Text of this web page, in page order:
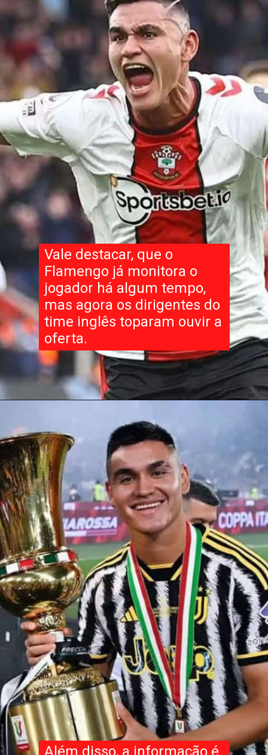
Vale destacar, que o
Flamengo já monitora o
jogador há algum tempo,
mas agora os dirigentes do
time inglês toparam ouvir a
oferta.
Além disso, a informação é